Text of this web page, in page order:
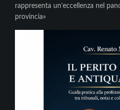
rappresenta un’eccellenza nel
provincia»